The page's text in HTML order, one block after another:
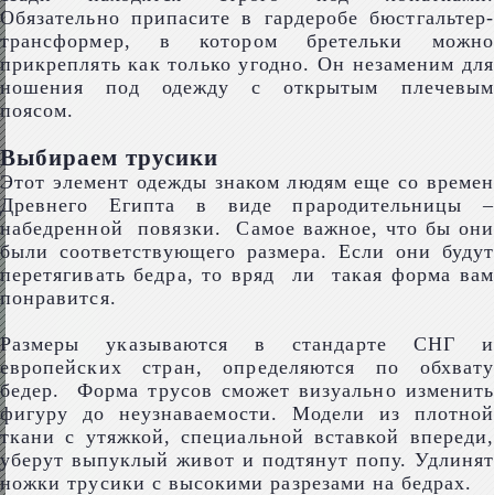
Обязательно припасите в гардеробе бюстгальтер-
трансформер, в котором бретельки можно
прикреплять как только угодно. Он незаменим для
ношения под одежду с открытым плечевым
поясом.
Выбираем трусики
Этот элемент одежды знаком людям еще со времен
Древнего Египта в виде прародительницы –
набедренной повязки. Самое важное, что бы они
были соответствующего размера. Если они будут
перетягивать бедра, то вряд ли такая форма вам
понравится.
Размеры указываются в стандарте СНГ и
европейских стран, определяются по обхвату
бедер. Форма трусов сможет визуально изменить
фигуру до неузнаваемости. Модели из плотной
ткани с утяжкой, специальной вставкой впереди,
уберут выпуклый живот и подтянут попу. Удлинят
ножки трусики с высокими разрезами на бедрах.